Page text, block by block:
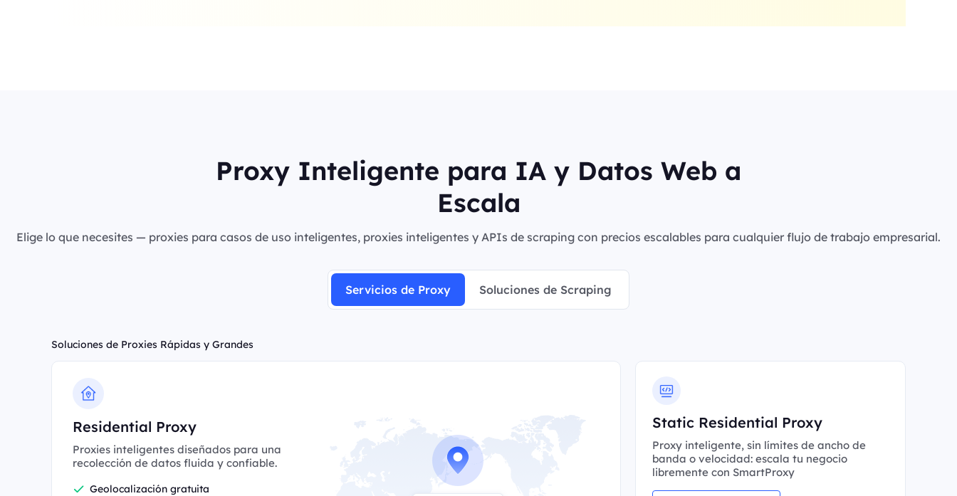
Proxy Inteligente para IA y Datos Web a
Escala
Elige lo que necesites — proxies para casos de uso inteligentes, proxies inteligentes y APIs de scraping con precios escalables para cualquier flujo de trabajo empresarial.
Servicios de Proxy Soluciones de Scraping
Soluciones de Proxies Rápidas y Grandes
Residential Proxy
Proxies inteligentes diseñados para una
recolección de datos fluida y confiable.
Geolocalización gratuita
Static Residential Proxy
Proxy inteligente, sin límites de ancho de
banda o velocidad: escala tu negocio
libremente con SmartProxy